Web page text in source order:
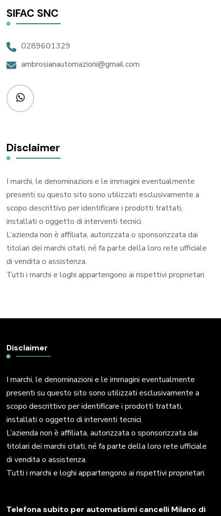
SIFAC SNC
0289601329
ambrosianautomazioni@gmail.com
Disclaimer
I marchi, le denominazioni e le immagini eventualmente
presenti su questo sito sono utilizzati esclusivamente a
scopo descrittivo per identificare i prodotti trattati,
installati o oggetto di interventi tecnici.
L’azienda non è affiliata, autorizzata o sponsorizzata dai
titolari dei marchi citati, né fa parte della loro rete ufficiale
di vendita o assistenza.
Tutti i marchi e loghi appartengono ai rispettivi proprietari.
Disclaimer
I marchi, le denominazioni e le immagini eventualmente
presenti su questo sito sono utilizzati esclusivamente a
scopo descrittivo per identificare i prodotti trattati,
installati o oggetto di interventi tecnici.
L’azienda non è affiliata, autorizzata o sponsorizzata dai
titolari dei marchi citati, né fa parte della loro rete ufficiale
di vendita o assistenza.
Tutti i marchi e loghi appartengono ai rispettivi proprietari.
Telefona subito per automatismi cancelli Milano di